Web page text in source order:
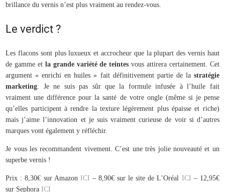
brillance du vernis n’est plus vraiment au rendez-vous.
Le verdict ?
Les flacons sont plus luxueux et accrocheur que la plupart des vernis haut
de gamme et la grande variété de teintes vous attirera certainement. Cet
argument « enrichi en huiles » fait définitivement partie de la stratégie
marketing . Je ne suis pas sûr que la formule infusée à l’huile fait
vraiment une différence pour la santé de votre ongle (même si je pense
qu’elles participent à rendre la texture légèrement plus épaisse et riche)
mais j’aime l’innovation et je suis vraiment curieuse de voir si d’autres
marques vont également y réfléchir.
Je vous les recommandent vivement. C’est une très jolie nouveauté et un
superbe vernis !
Prix : 8,30€ sur Amazon ICI – 8,90€ sur le site de L’Oréal ICI – 12,95€
sur Sephora ICI